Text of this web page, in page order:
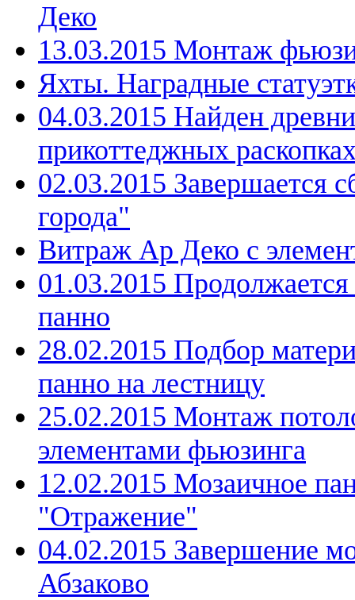
Деко
13.03.2015 Монтаж
Яхты. Наградные
04.03.2015 Найден
прикоттеджных
02.03.2015 Завершается
города"
Витраж Ар Деко с
01.03.2015
панно
28.02.2015 Подбор
панно на лестницу
25.02.2015 Монтаж
элементами фьюзинга
12.02.2015 Мозаичное
"Отражение"
04.02.2015 Завершение
Абзаково